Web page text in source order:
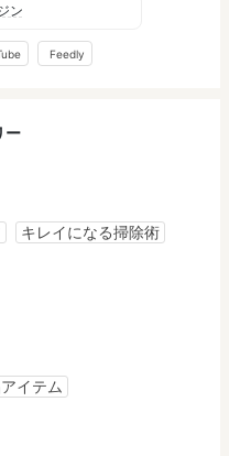
ン
Feedly
ー
キレイになる掃除術
イテム